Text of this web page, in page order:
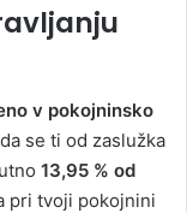
v pokojninsko
se ti od zaslužka
13,95 % od
pri tvoji pokojnini